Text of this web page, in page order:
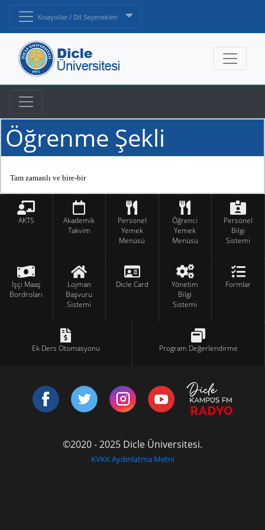
Kısayollar / Dil Seçenekleri
Öğrenme Şekli
Tam zamanlı ve bire-bir
AKTS
Akademik
Takvim
Personel
Yemek
Menüsü
Öğrenci
Yemek
Menüsü
Personel
Bilgi
Sistemi
İşçi Maaş
Bordroları
Lojman
Başvuru
Sistemi
Dicle Card
Yönetim
Bilgi
Sistemi
Formlar
Ek Ders Otomasyonu Program Değerlendirme
©2020 - 2025 Dicle Üniversitesi.
KVKK Aydınlatma Metni